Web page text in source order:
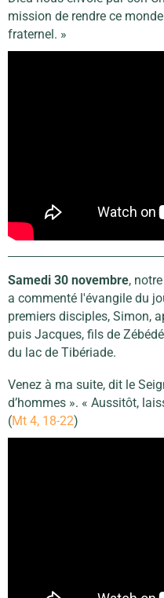
mission de rendre ce
fraternel. »
Samedi 30 novembre,
a commenté l'évangile du
premiers disciples, Simon,
puis Jacques, fils de
du lac de Tibériade.
Venez à ma suite, dit le
d’hommes ». « Aussitôt,
(Mt 4, 18-22)